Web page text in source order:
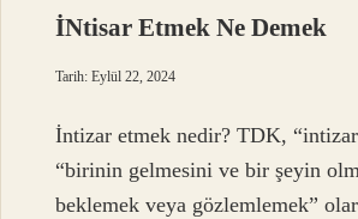
İNtisar Etmek Ne Demek
Tarih: Eylül 22, 2024
İntizar etmek nedir? TDK,
“birinin gelmesini ve bir şeyin
beklemek veya gözlemlemek”